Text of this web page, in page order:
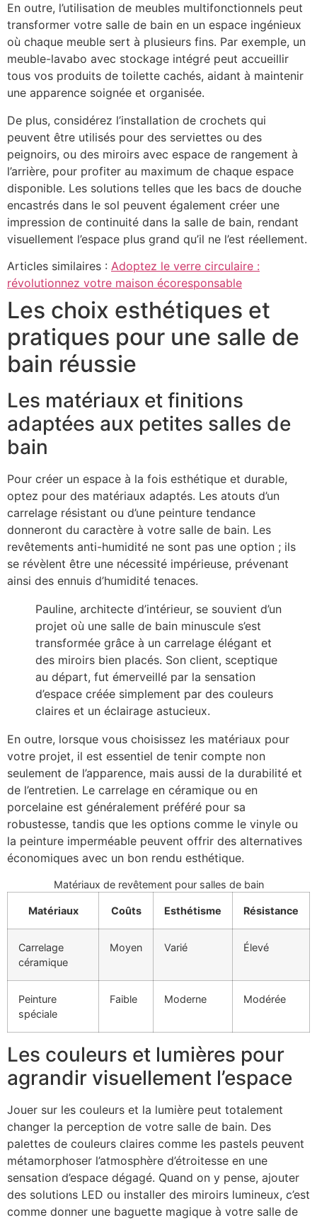
En outre, l’utilisation de meubles multifonctionnels peut
transformer votre salle de bain en un espace ingénieux
où chaque meuble sert à plusieurs fins. Par exemple, un
meuble-lavabo avec stockage intégré peut accueillir
tous vos produits de toilette cachés, aidant à maintenir
une apparence soignée et organisée.
De plus, considérez l’installation de crochets qui
peuvent être utilisés pour des serviettes ou des
peignoirs, ou des miroirs avec espace de rangement à
l’arrière, pour profiter au maximum de chaque espace
disponible. Les solutions telles que les bacs de douche
encastrés dans le sol peuvent également créer une
impression de continuité dans la salle de bain, rendant
visuellement l’espace plus grand qu’il ne l’est réellement.
Articles similaires : Adoptez le verre circulaire :
révolutionnez votre maison écoresponsable
Les choix esthétiques et
pratiques pour une salle de
bain réussie
Les matériaux et finitions
adaptées aux petites salles de
bain
Pour créer un espace à la fois esthétique et durable,
optez pour des matériaux adaptés. Les atouts d’un
carrelage résistant ou d’une peinture tendance
donneront du caractère à votre salle de bain. Les
revêtements anti-humidité ne sont pas une option ; ils
se révèlent être une nécessité impérieuse, prévenant
ainsi des ennuis d’humidité tenaces.
Pauline, architecte d’intérieur, se souvient d’un
projet où une salle de bain minuscule s’est
transformée grâce à un carrelage élégant et
des miroirs bien placés. Son client, sceptique
au départ, fut émerveillé par la sensation
d’espace créée simplement par des couleurs
claires et un éclairage astucieux.
En outre, lorsque vous choisissez les matériaux pour
votre projet, il est essentiel de tenir compte non
seulement de l’apparence, mais aussi de la durabilité et
de l’entretien. Le carrelage en céramique ou en
porcelaine est généralement préféré pour sa
robustesse, tandis que les options comme le vinyle ou
la peinture imperméable peuvent offrir des alternatives
économiques avec un bon rendu esthétique.
Matériaux de revêtement pour salles de bain
Matériaux Coûts Esthétisme Résistance
Carrelage
céramique
Moyen Varié Élevé
Peinture
spéciale
Faible Moderne Modérée
Les couleurs et lumières pour
agrandir visuellement l’espace
Jouer sur les couleurs et la lumière peut totalement
changer la perception de votre salle de bain. Des
palettes de couleurs claires comme les pastels peuvent
métamorphoser l’atmosphère d’étroitesse en une
sensation d’espace dégagé. Quand on y pense, ajouter
des solutions LED ou installer des miroirs lumineux, c’est
comme donner une baguette magique à votre salle de